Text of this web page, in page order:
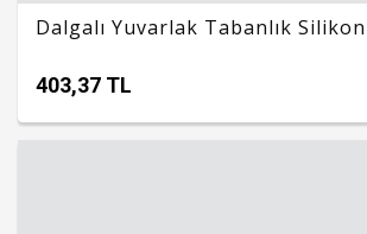
Dalgalı Yuvarlak Tabanlık Silikon
403,37 TL